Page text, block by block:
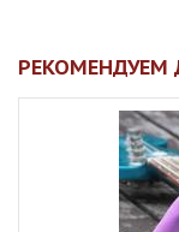
РЕКОМЕНДУЕМ